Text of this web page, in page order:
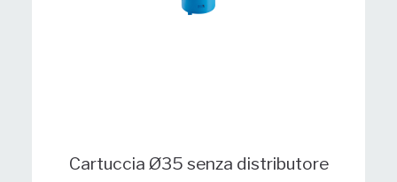
Cartuccia Ø35 senza distributore